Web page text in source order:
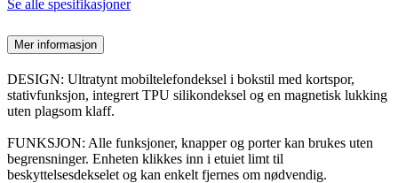
Se alle spesifikasjoner
Mer informasjon
DESIGN: Ultratynt mobiltelefondeksel i bokstil med kortspor,
stativfunksjon, integrert TPU silikondeksel og en magnetisk lukking
uten plagsom klaff.
FUNKSJON: Alle funksjoner, knapper og porter kan brukes uten
begrensninger. Enheten klikkes inn i etuiet limt til
beskyttelsesdekselet og kan enkelt fjernes om nødvendig.